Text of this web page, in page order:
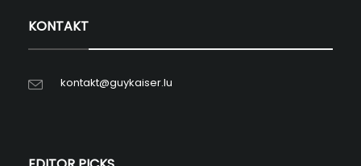
KONTAKT
kontakt@guykaiser.lu